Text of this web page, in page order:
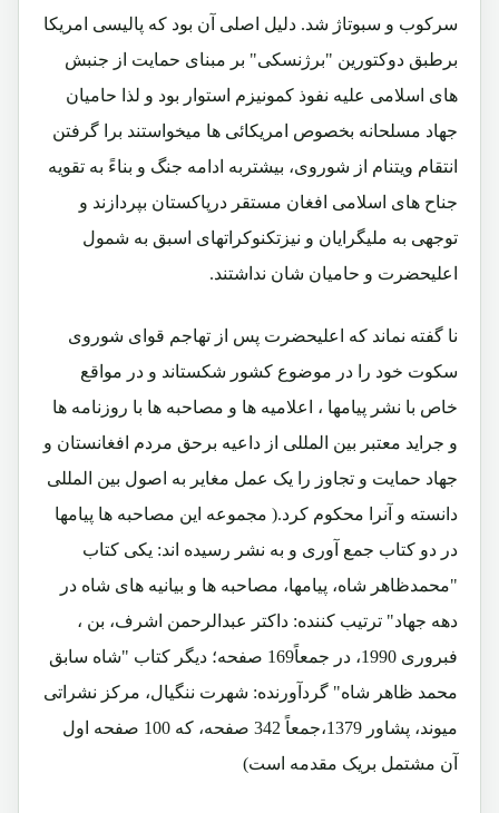
سرکوب و سبوتاژ شد. دلیل اصلی آن بود که پالیسی امریکا
برطبق دوکتورین "برژنسکی" بر مبنای حمایت از جنبش
های اسلامی علیه نفوذ کمونیزم استوار بود و لذا حامیان
جهاد مسلحانه بخصوص امریکائی ها میخواستند برا گرفتن
انتقام ویتنام از شوروی، بیشتربه ادامه جنگ و بناءً به تقویه
جناح های اسلامی افغان مستقر درپاکستان بپردازند و
توجهی به ملیگرایان و نیزتکنوکراتهای اسبق به شمول
اعلیحضرت و حامیان شان نداشتند.
نا گفته نماند که اعلیحضرت پس از تهاجم قوای شوروی
سکوت خود را در موضوع کشور شکستاند و در مواقع
خاص با نشر پیامها ، اعلامیه ها و مصاحبه ها با روزنامه ها
و جراید معتبر بین المللی از داعیه برحق مردم افغانستان و
جهاد حمایت و تجاوز را یک عمل مغایر به اصول بین المللی
دانسته و آنرا محکوم کرد.( مجموعه این مصاحبه ها پیامها
در دو کتاب جمع آوری و به نشر رسیده اند: یکی کتاب
"محمدظاهر شاه، پیامها، مصاحبه ها و بیانیه های شاه در
دهه جهاد" ترتیب کننده: داکتر عبدالرحمن اشرف، بن ،
فبروری 1990، در جمعاً169 صفحه؛ دیگر کتاب "شاه سابق
محمد ظاهر شاه" گردآورنده: شهرت ننگیال، مرکز نشراتی
میوند، پشاور 1379،جمعاً 342 صفحه، که 100 صفحه اول
آن مشتمل بریک مقدمه است)